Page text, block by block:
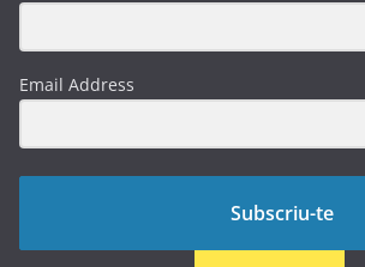
Email Address
Subscriu-te